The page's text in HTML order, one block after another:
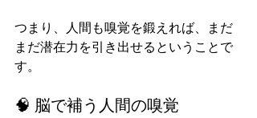
つまり、人間も嗅覚を鍛えれば、まだ
まだ潜在力を引き出せるということで
す。
🧠 脳で補う人間の嗅覚